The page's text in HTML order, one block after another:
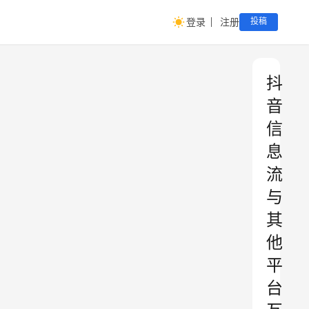
登录 注册 投稿
抖
音
信
息
流
与
其
他
平
台